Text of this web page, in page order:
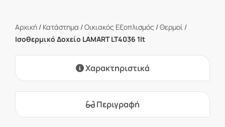
Αρχική / Κατάστημα /Οικιακός Εξοπλισμός /Θερμοί /
Ισοθερμικό Δοχείο LAMART LT4036 1lt
Χαρακτηριστικά
Περιγραφή